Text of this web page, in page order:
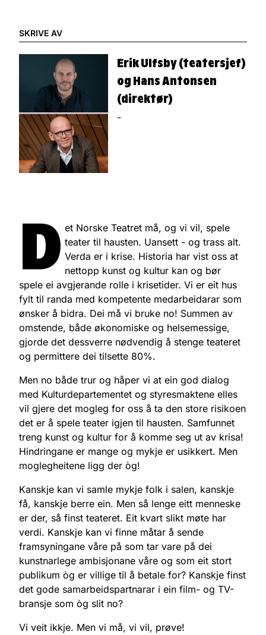
SKRIVE AV
Erik Ulfsby (teatersjef)
og Hans Antonsen
(direktør)
-
D et Norske Teatret må, og vi vil, spele
teater til hausten. Uansett - og trass alt.
Verda er i krise. Historia har vist oss at
nettopp kunst og kultur kan og bør
spele ei avgjerande rolle i krisetider. Vi er eit hus
fylt til randa med kompetente medarbeidarar som
ønsker å bidra. Dei må vi bruke no! Summen av
omstende, både økonomiske og helsemessige,
gjorde det dessverre nødvendig å stenge teateret
og permittere dei tilsette 80%.
Men no både trur og håper vi at ein god dialog
med Kulturdepartementet og styresmaktene elles
vil gjere det mogleg for oss å ta den store risikoen
det er å spele teater igjen til hausten. Samfunnet
treng kunst og kultur for å komme seg ut av krisa!
Hindringane er mange og mykje er usikkert. Men
moglegheitene ligg der òg!
Kanskje kan vi samle mykje folk i salen, kanskje
få, kanskje berre ein. Men så lenge eitt menneske
er der, så finst teateret. Eit kvart slikt møte har
verdi. Kanskje kan vi finne måtar å sende
framsyningane våre på som tar vare på dei
kunstnarlege ambisjonane våre og som eit stort
publikum òg er villige til å betale for? Kanskje finst
det gode samarbeidspartnarar i ein film- og TV-
bransje som òg slit no?
Vi veit ikkje. Men vi må, vi vil, prøve!